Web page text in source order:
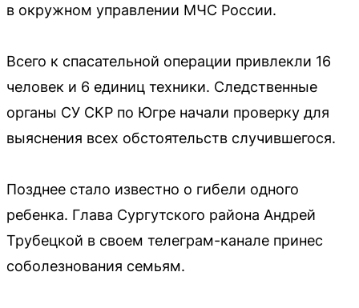
в окружном управлении МЧС России.
Всего к спасательной операции привлекли 16
человек и 6 единиц техники. Следственные
органы СУ СКР по Югре начали проверку для
выяснения всех обстоятельств случившегося.
Позднее стало известно о гибели одного
ребенка. Глава Сургутского района Андрей
Трубецкой в своем телеграм-канале принес
соболезнования семьям.